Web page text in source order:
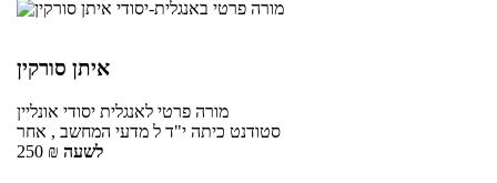
איתן סורקין
מורה פרטי לאנגלית יסודי אונליין
סטודנט כיתה י"ד ל מדעי המחשב , אחר
250 ₪ לשעה